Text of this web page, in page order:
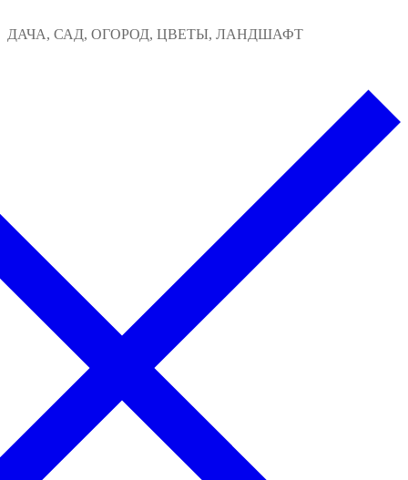
к
ДАЧА, САД, ОГОРОД, ЦВЕТЫ, ЛАНДШАФТ